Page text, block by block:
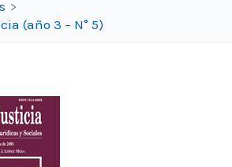
(año 3 – N° 5)